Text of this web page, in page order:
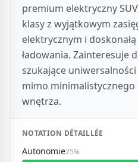
premium elektryczny
klasy z wyjątkowym
elektrycznym i doskonałą
ładowania. Zainteresuje
szukające
mimo minimalistycznego
wnętrza.
NOTATION DÉTAILLÉE
Autonomie25%